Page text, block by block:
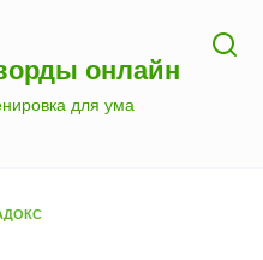
онлайн
для ума